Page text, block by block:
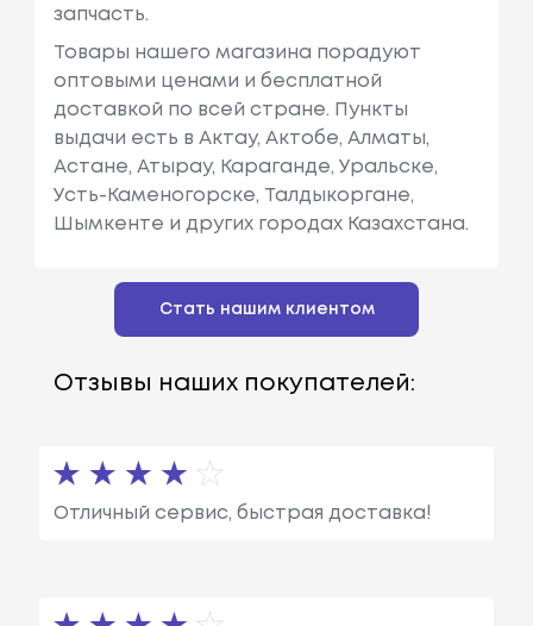
запчасть.
Товары нашего магазина порадуют
оптовыми ценами и бесплатной
доставкой по всей стране. Пункты
выдачи есть в Актау, Актобе, Алматы,
Астане, Атырау, Караганде, Уральске,
Усть-Каменогорске, Талдыкоргане,
Шымкенте и других городах Казахстана.
Стать нашим клиентом
Отзывы наших покупателей:
Отличный сервис, быстрая доставка!